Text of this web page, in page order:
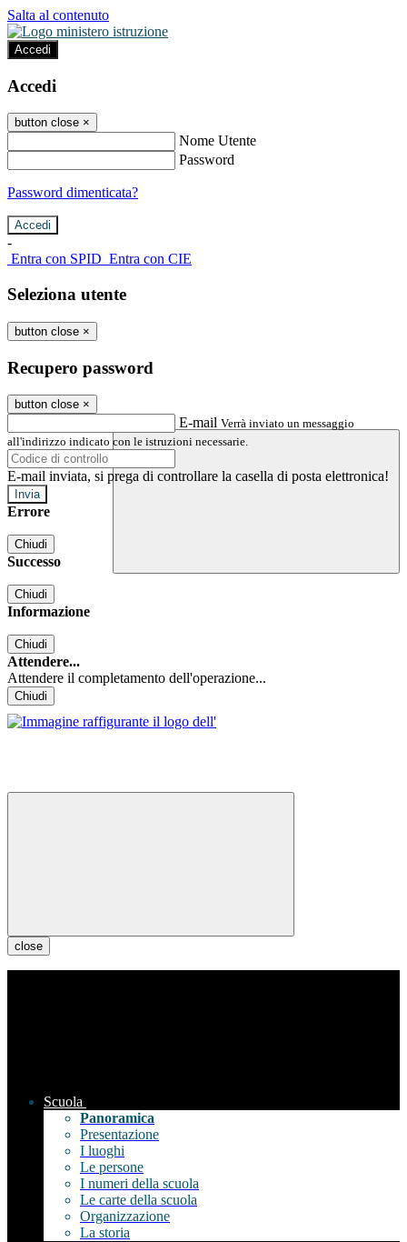
Salta al contenuto
Accedi
Accedi
button close ×
Nome Utente
Password
Password dimenticata?
-
Entra con SPID Entra con CIE
Seleziona utente
button close ×
Recupero password
button close ×
E-mail Verrà inviato un messaggio
all'indirizzo indicato con le istruzioni necessarie.
E-mail inviata, si prega di controllare la casella di posta elettronica!
Errore
Chiudi
Successo
Chiudi
Informazione
Chiudi
Attendere...
Attendere il completamento dell'operazione...
Chiudi
close
Scuola
Panoramica
Presentazione
I luoghi
Le persone
I numeri della scuola
Le carte della scuola
Organizzazione
La storia